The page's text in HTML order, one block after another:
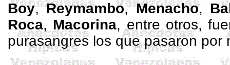
Boy,Reymambo,Menacho,
Roca, Macorina, entre otros,
purasangres los que pasaron por